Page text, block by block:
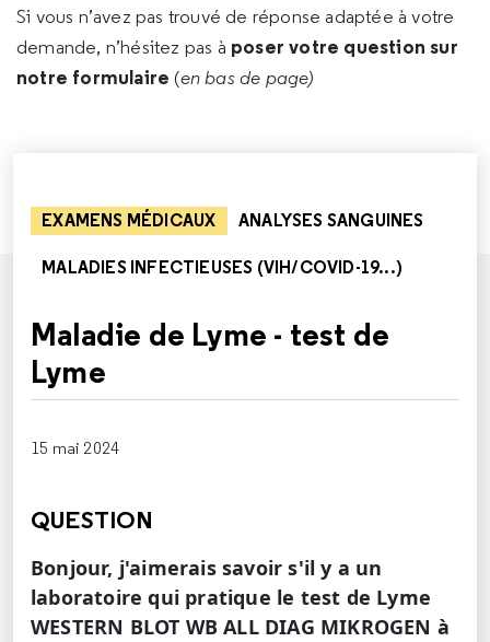
Si vous n’avez pas trouvé de réponse adaptée à votre
demande, n’hésitez pas à poser votre question sur
notre formulaire (en bas de page)
EXAMENS MÉDICAUX ANALYSES SANGUINES
MALADIES INFECTIEUSES (VIH/COVID-19...)
Maladie de Lyme - test de
Lyme
15 mai 2024
QUESTION
Bonjour, j'aimerais savoir s'il y a un
laboratoire qui pratique le test de Lyme
WESTERN BLOT WB ALL DIAG MIKROGEN à